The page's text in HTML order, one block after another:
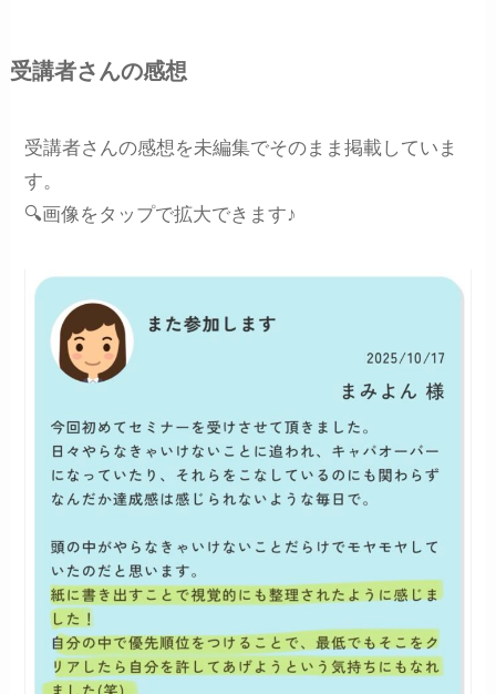
受講者さんの感想
受講者さんの感想を未編集でそのまま掲載していま
す。
🔍画像をタップで拡大できます♪